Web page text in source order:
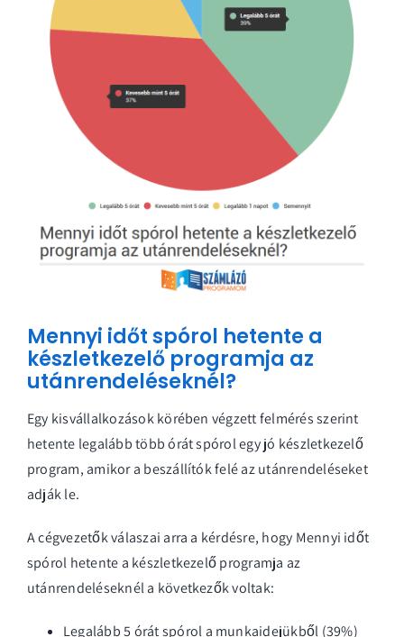
Mennyi időt spórol hetente a
készletkezelő programja az
utánrendeléseknél?
Egy kisvállalkozások körében végzett felmérés szerint
hetente legalább több órát spórol egy jó készletkezelő
program, amikor a beszállítók felé az utánrendeléseket
adják le.
A cégvezetők válaszai arra a kérdésre, hogy Mennyi időt
spórol hetente a készletkezelő programja az
utánrendeléseknél a következők voltak:
Legalább 5 órát spórol a munkaidejükből (39%)